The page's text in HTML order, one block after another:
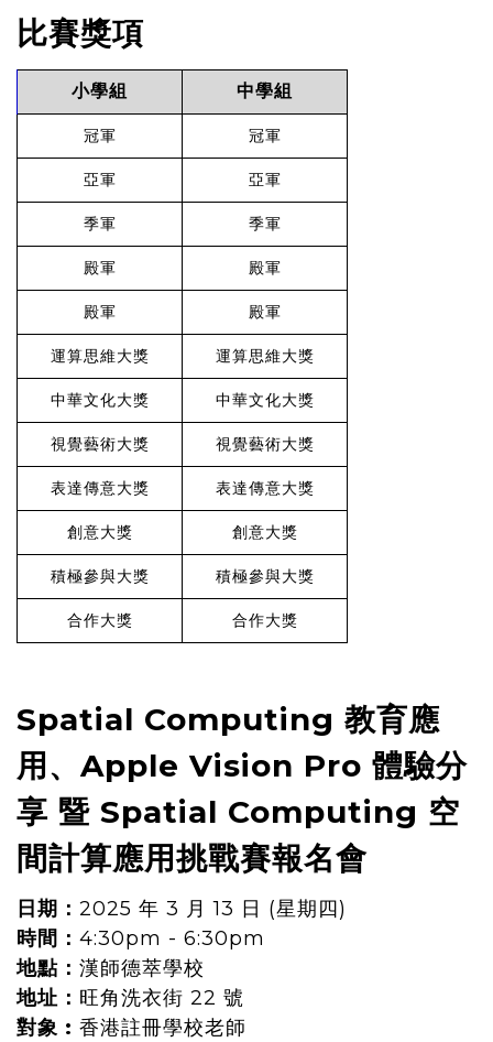
比賽獎項
小學組 中學組
冠軍 冠軍
亞軍 亞軍
季軍 季軍
殿軍 殿軍
殿軍 殿軍
運算思維大獎 運算思維大獎
中華文化大獎 中華文化大獎
視覺藝術大獎 視覺藝術大獎
表達傳意大獎 表達傳意大獎
創意大獎 創意大獎
積極參與大獎 積極參與大獎
合作大獎 合作大獎
Spatial Computing 教育應
用、Apple Vision Pro 體驗分
享 暨 Spatial Computing 空
間計算應用挑戰賽報名會
日期： 2025 年 3 月 13 日 (星期四)
時間： 4:30pm - 6:30pm
地點： 漢師德萃學校
地址： 旺角洗衣街 22 號
對象 : 香港註冊學校老師